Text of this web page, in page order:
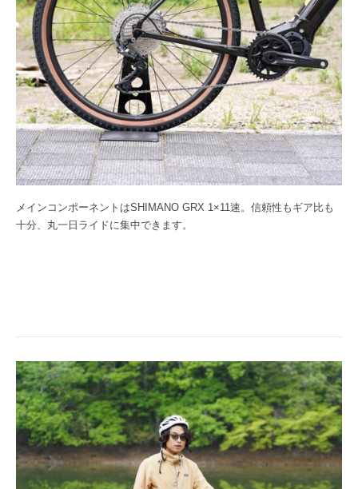
メインコンポーネントはSHIMANO GRX 1×11速。信頼性もギア比も
十分、丸一日ライドに集中できます。